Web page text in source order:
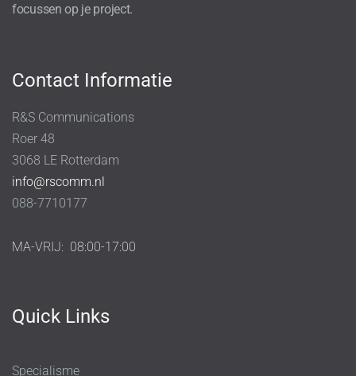
focussen op je project.
Contact Informatie
R&S Communications
Roer 48
3068 LE Rotterdam
info@rscomm.nl
088-7710177
MA-VRIJ: 08:00-17:00
Quick Links
Specialisme